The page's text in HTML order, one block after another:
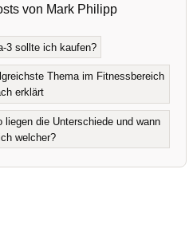
von Mark Philipp
3 sollte ich kaufen?
Thema im Fitnessbereich
erklärt
die Unterschiede und wann
welcher?